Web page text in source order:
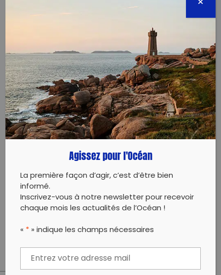
TERMINÉE
16 mars 2025 - 14:00 à 17:00
alexandrebenhamou@recyclop.fr
06 15 48 29 10
Évènement proposé par :
Recyclop Sensi-Collecte-
Nous avons ramassé à Malmousque plus de 5 Kg de
mégot, l'objectif était de faire plus de 10kg mais c'est
d'avant, il y avait moins de mégots.
Agissez pour l'Océan
La première façon d’agir, c’est d’être bien
informé.
Inscrivez-vous à notre newsletter pour recevoir
chaque mois les actualités de l’Océan !
« * » indique les champs nécessaires